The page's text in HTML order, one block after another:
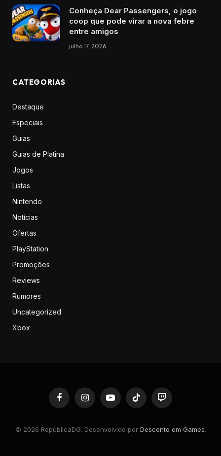
Conheça Dear Passengers, o jogo
coop que pode virar a nova febre
entre amigos
julho 17, 2026
CATEGORIAS
Destaque
Especiais
Guias
Guias de Platina
Jogos
Listas
Nintendo
Notícias
Ofertas
PlayStation
Promoções
Reviews
Rumores
Uncategorized
Xbox
FacebookInstagramYouTubeTikTok Twitch
© 2026 RepúblicaDG. Desenvolvido por Desconto em Games.